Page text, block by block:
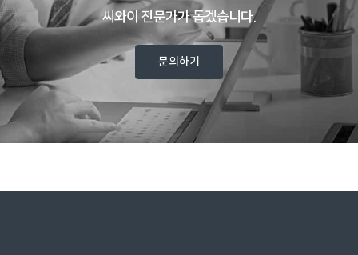
씨와이 전문가가 돕겠습니다.
문의하기